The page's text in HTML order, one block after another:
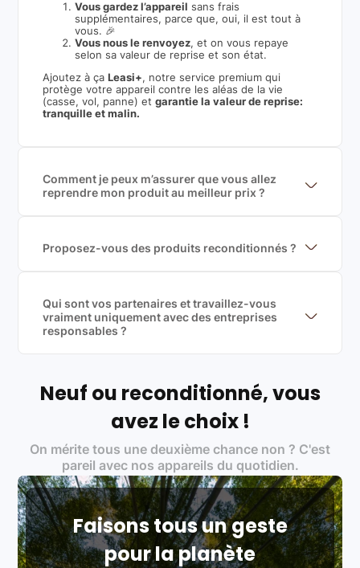
Vous gardez l’appareil sans frais
supplémentaires, parce que, oui, il est tout à
vous. 🎉
Vous nous le renvoyez, et on vous repaye
selon sa valeur de reprise et son état.
Ajoutez à ça Leasi+, notre service premium qui
protège votre appareil contre les aléas de la vie
(casse, vol, panne) etgarantie la valeur de reprise:
tranquille et malin.
Comment je peux m’assurer que vous allez
reprendre mon produit au meilleur prix ?
garantir le meilleur prix de rachat. De plus, nous
sommes rémunéré à la commission sur la valeur de
Proposez-vous des produits reconditionnés ?
produits officiels de grandes marques et du
reconditionné de haute qualité
Qui sont vos partenaires et travaillez-vous
vraiment uniquement avec des entreprises
responsables ?
Labels environnementaux & qualité de nos partenaires
traitement des déchets électroniques (DEEE)
Produits testés et vérifiés selon des standards
rigoureux (80 à 100 points de contrôle en
fonction des produits)
Respect des normes RAEE, RoHS, et du
référentiel QualiRepar (bonus réparation)
Neuf ou reconditionné, vous
avez le choix !
On mérite tous une deuxième chance non ? C'est
pareil avec nos appareils du quotidien.
Faisons tous un geste
pour la planète